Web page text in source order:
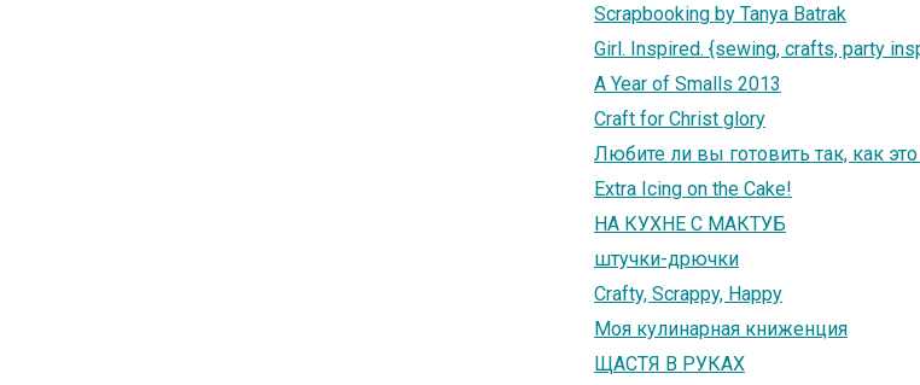
Scrapbooking by Tanya Batrak
Girl. Inspired. {sewing, crafts, party
A Year of Smalls 2013
Craft for Christ glory
Любите ли вы готовить так, как
Extra Icing on the Cake!
НА КУХНЕ С МАКТУБ
штучки-дрючки
Crafty, Scrappy, Happy
Моя кулинарная книженция
ЩАСТЯ В РУКАХ